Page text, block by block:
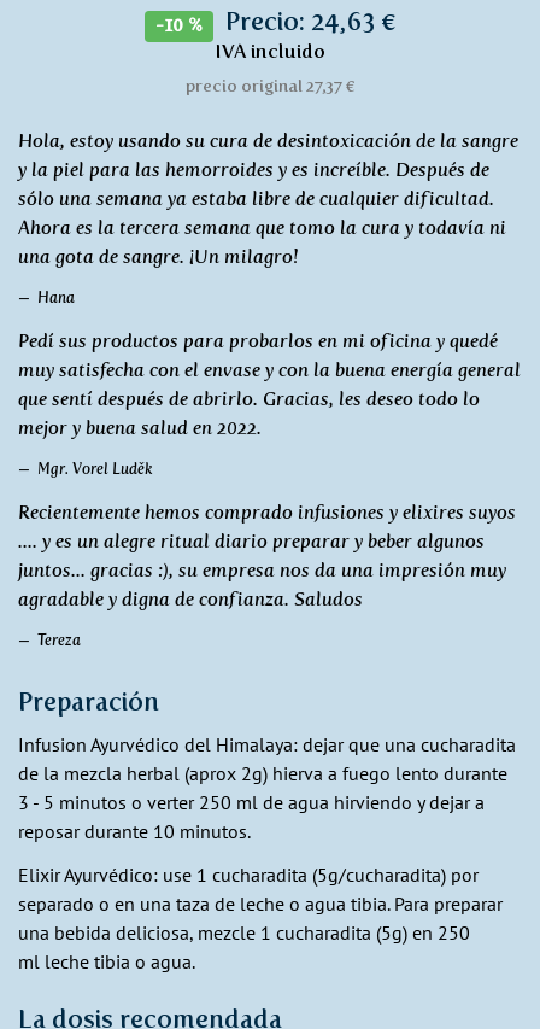
-10 % Precio: 24,63 €
IVA incluido
precio original 27,37 €
Hola, estoy usando su cura de desintoxicación de la sangre
y la piel para las hemorroides y es increíble. Después de
sólo una semana ya estaba libre de cualquier dificultad.
Ahora es la tercera semana que tomo la cura y todavía ni
una gota de sangre. ¡Un milagro!
Hana
Pedí sus productos para probarlos en mi oficina y quedé
muy satisfecha con el envase y con la buena energía general
que sentí después de abrirlo. Gracias, les deseo todo lo
mejor y buena salud en 2022.
Mgr. Vorel Luděk
Recientemente hemos comprado infusiones y elixires suyos
.... y es un alegre ritual diario preparar y beber algunos
juntos... gracias :), su empresa nos da una impresión muy
agradable y digna de confianza. Saludos
Tereza
Preparación
Infusion Ayurvédico del Himalaya: dejar que una cucharadita
de la mezcla herbal (aprox 2g) hierva a fuego lento durante
3 - 5 minutos o verter 250 ml de agua hirviendo y dejar a
reposar durante 10 minutos.
Elixir Ayurvédico: use 1 cucharadita (5g/cucharadita) por
separado o en una taza de leche o agua tibia. Para preparar
una bebida deliciosa, mezcle 1 cucharadita (5g) en 250
ml leche tibia o agua.
La dosis recomendada